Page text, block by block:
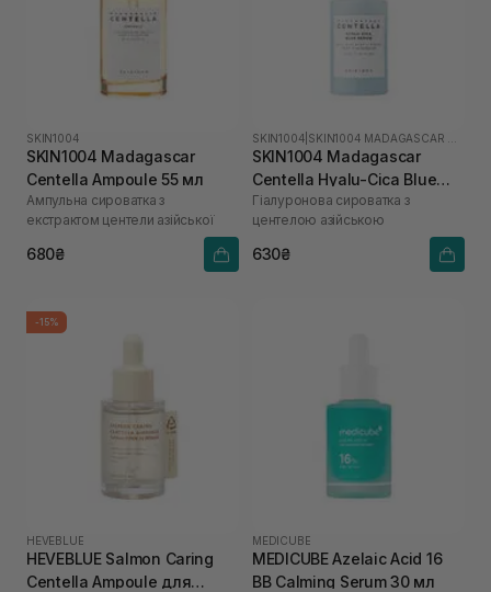
SKIN1004
SKIN1004 Madagascar
Centella Ampoule 55 мл
Ампульна сироватка з
екстрактом центели азійської
680₴
SKIN1004
SKIN1004 Madagascar
Centella Hyalu-Cica Blue
Serum 30 мл
Гіалуронова сироватка з
центелою азійською
630₴
-15%
HEVEBLUE
HEVEBLUE Salmon Caring
Centella Ampoule для
MEDICUBE
MEDICUBE Azelaic Acid 16
BB Calming Serum 30 мл